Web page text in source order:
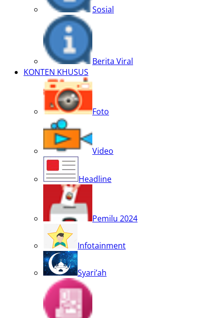
Sosial
Berita Viral
KONTEN KHUSUS
Foto
Video
Headline
Pemilu 2024
Infotainment
Syari’ah